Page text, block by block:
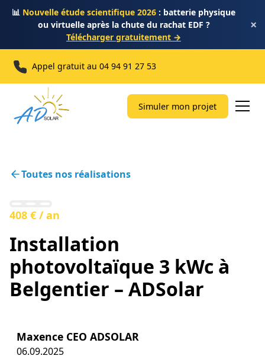
📊 Nouvelle étude scientifique 2026 : batterie physique
ou virtuelle après la chute du rachat EDF ?
Télécharger gratuitement →
×
Appel gratuit au04 94 91 27 53
Simuler mon projet
Toutes nos réalisations
408 € / an
Installation
photovoltaïque 3 kWc à
Belgentier – ADSolar
Maxence CEO ADSOLAR
06.09.2025